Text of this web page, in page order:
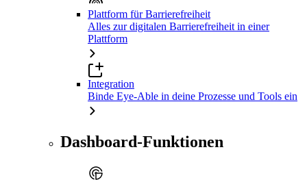
Plattform für Barrierefreiheit
Alles zur digitalen Barrierefreiheit in einer
Plattform
Integration
Binde Eye-Able in deine Prozesse und Tools ein
Dashboard-Funktionen